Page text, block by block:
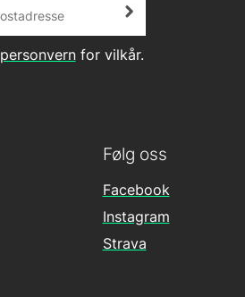
personvernfor vilkår.
Følg oss
Facebook
Instagram
Strava